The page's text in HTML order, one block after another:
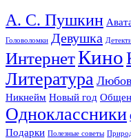
А. С. Пушкин
Головоломки Девушка
ИнтернетКино
Литература
Никнейм Новый год
Одноклассники
Подарки Полезные советы